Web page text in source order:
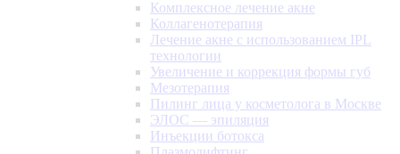
Комплексное лечение акне
Коллагенотерапия
Лечение акне с использованием IPL
технологии
Увеличение и коррекция формы губ
Мезотерапия
Пилинг лица у косметолога в Москве
ЭЛОС — эпиляция
Инъекции ботокса